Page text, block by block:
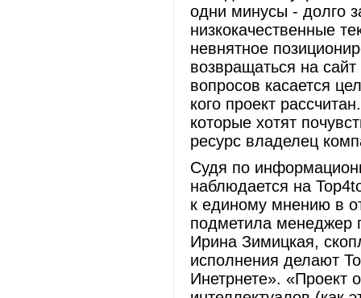
одни минусы - долго
низкокачественные
невнятное
возвращаться на
вопросов касается
кого проект
которые хотят
ресурс владелец
Судя по
наблюдается на
к единому мнению в
подметила менеджер
Ирина Зимицкая,
исполнения делают
Инетрнете». «Проект